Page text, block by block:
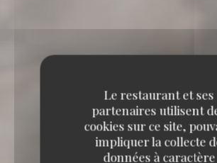
Le restaurant et ses
partenaires utilisent
cookies sur ce site,
impliquer la collecte
données à caractère